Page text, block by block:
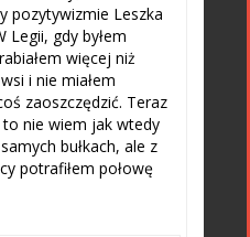
pozytywizmie Leszka
Legii, gdy byłem
więcej niż
i nie miałem
zaoszczędzić. Teraz
nie wiem jak wtedy
bułkach, ale z
potrafiłem połowę